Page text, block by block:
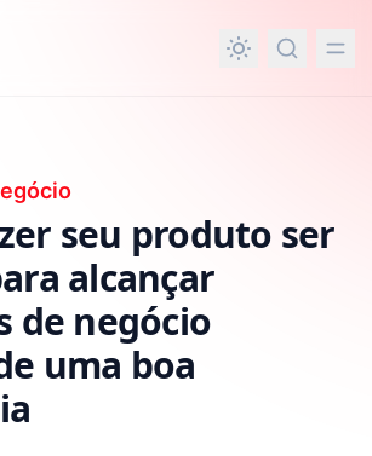
seu produto ser
alcançar
de negócio
uma boa